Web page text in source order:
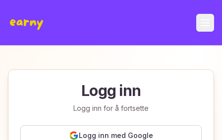
Logg inn
Logg inn for å fortsette
Logg inn med Google